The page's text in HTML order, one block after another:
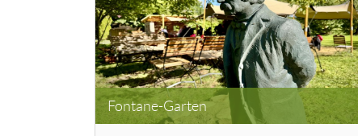
Fontane-Garten